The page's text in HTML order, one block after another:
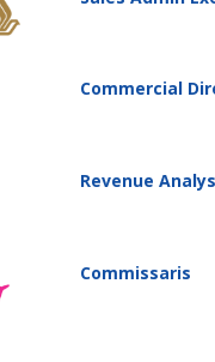
Commercial
Revenue
Commissaris